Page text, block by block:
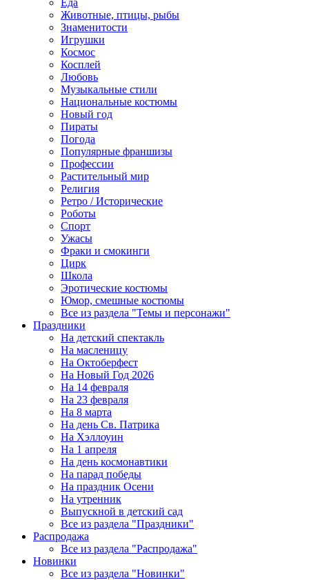
Еда
Животные, птицы, рыбы
Знаменитости
Игрушки
Космос
Косплей
Любовь
Музыкальные стили
Национальные костюмы
Новый год
Пираты
Погода
Популярные франшизы
Профессии
Растительный мир
Религия
Ретро / Исторические
Роботы
Спорт
Ужасы
Фраки и смокинги
Цирк
Школа
Эротические костюмы
Юмор, смешные костюмы
Все из раздела "Темы и персонажи"
Праздники
На детский спектакль
На масленицу
На Октоберфест
На Новый Год 2026
На 14 февраля
На 23 февраля
На 8 марта
На день Св. Патрика
На Хэллоуин
На 1 апреля
На день космонавтики
На парад победы
На праздник Осени
На утренник
Выпускной в детский сад
Все из раздела "Праздники"
Распродажа
Все из раздела "Распродажа"
Новинки
Все из раздела "Новинки"